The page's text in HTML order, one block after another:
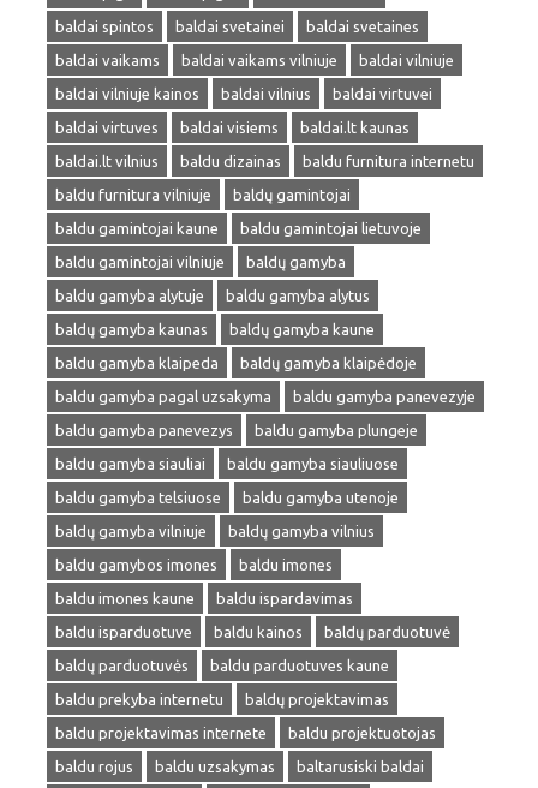
baldai spintos
baldai svetainei
baldai svetaines
baldai vaikams
baldai vaikams vilniuje
baldai vilniuje
baldai vilniuje kainos
baldai vilnius
baldai virtuvei
baldai virtuves
baldai visiems
baldai.lt kaunas
baldai.lt vilnius
baldu dizainas
baldu furnitura internetu
baldu furnitura vilniuje
baldų gamintojai
baldu gamintojai kaune
baldu gamintojai lietuvoje
baldu gamintojai vilniuje
baldų gamyba
baldu gamyba alytuje
baldu gamyba alytus
baldų gamyba kaunas
baldų gamyba kaune
baldu gamyba klaipeda
baldų gamyba klaipėdoje
baldu gamyba pagal uzsakyma
baldu gamyba panevezyje
baldu gamyba panevezys
baldu gamyba plungeje
baldu gamyba siauliai
baldu gamyba siauliuose
baldu gamyba telsiuose
baldu gamyba utenoje
baldų gamyba vilniuje
baldų gamyba vilnius
baldu gamybos imones
baldu imones
baldu imones kaune
baldu ispardavimas
baldu isparduotuve
baldu kainos
baldų parduotuvė
baldų parduotuvės
baldu parduotuves kaune
baldu prekyba internetu
baldų projektavimas
baldu projektavimas internete
baldu projektuotojas
baldu rojus
baldu uzsakymas
baltarusiski baldai